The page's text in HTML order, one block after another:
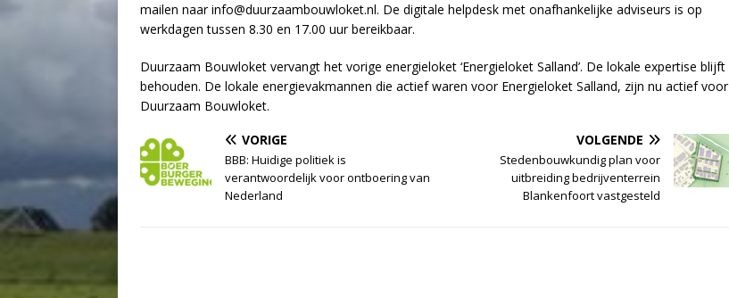
mailen naar info@duurzaambouwloket.nl. De digitale helpdesk met onafhankelijke adviseurs is op
werkdagen tussen 8.30 en 17.00 uur bereikbaar.
Duurzaam Bouwloket vervangt het vorige energieloket ‘Energieloket Salland’. De lokale expertise blijft
behouden. De lokale energievakmannen die actief waren voor Energieloket Salland, zijn nu actief voor
Duurzaam Bouwloket.
VORIGE
BBB: Huidige politiek is
verantwoordelijk voor ontboering van
Nederland
VOLGENDE
Stedenbouwkundig plan voor
uitbreiding bedrijventerrein
Blankenfoort vastgesteld